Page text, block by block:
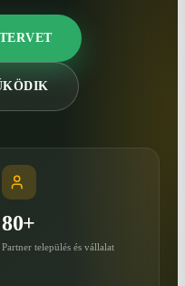
80+
Partner település és vállalat